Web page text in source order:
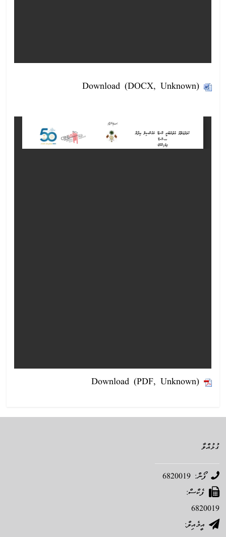
Download (DOCX, Unknown)
Download (PDF, Unknown)
ގުޅުއްވާ
ފޯން: 6820019
ފެކްސް:
6820019
އީމެއިލް: